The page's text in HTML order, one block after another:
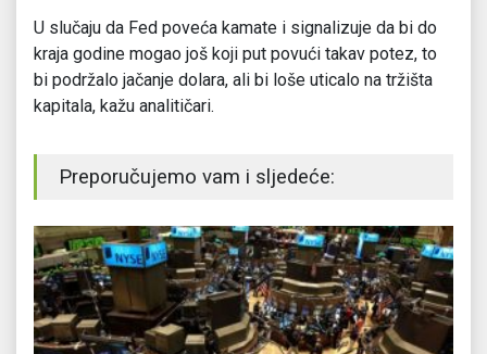
U slučaju da Fed poveća kamate i signalizuje da bi do
kraja godine mogao još koji put povući takav potez, to
bi podržalo jačanje dolara, ali bi loše uticalo na tržišta
kapitala, kažu analitičari.
Preporučujemo vam i sljedeće: